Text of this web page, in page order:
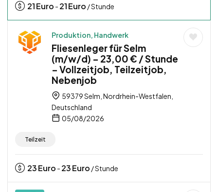
21Euro - 21Euro / Stunde
Produktion, Handwerk
Fliesenleger für Selm
(m/w/d) – 23,00 € / Stunde
– Vollzeitjob, Teilzeitjob,
Nebenjob
59379 Selm, Nordrhein-Westfalen,
Deutschland
05/08/2026
Teilzeit
23Euro - 23Euro / Stunde